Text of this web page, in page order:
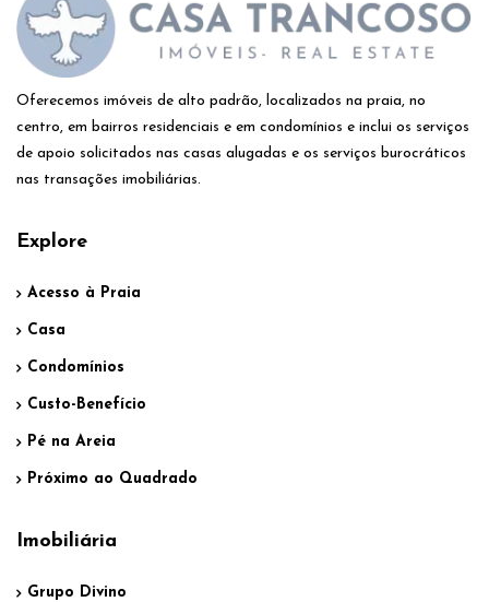
Oferecemos imóveis de alto padrão, localizados na praia, no
centro, em bairros residenciais e em condomínios e inclui os serviços
de apoio solicitados nas casas alugadas e os serviços burocráticos
nas transações imobiliárias.
Explore
Acesso à Praia
Casa
Condomínios
Custo-Benefício
Pé na Areia
Próximo ao Quadrado
Imobiliária
Grupo Divino